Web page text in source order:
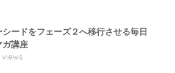
シードをフェーズ２へ移行させる毎日
ガ講座
views